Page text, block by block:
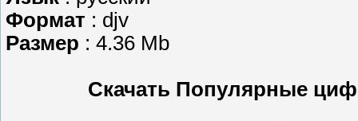
Формат : djv
Размер : 4.36 Mb
Скачать Популярные